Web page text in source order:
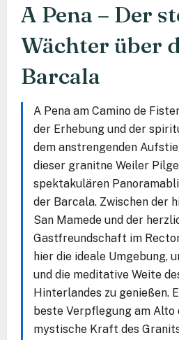
A Pena – Der
Wächter über
Barcala
A Pena am Camino de
der Erhebung und der
dem anstrengenden
dieser granitne Weiler
spektakulären
der Barcala. Zwischen der
San Mamede und der
Gastfreundschaft im
hier die ideale Umgebung,
und die meditative Weite
Hinterlandes zu genießen.
beste Verpflegung am Alto
mystische Kraft des